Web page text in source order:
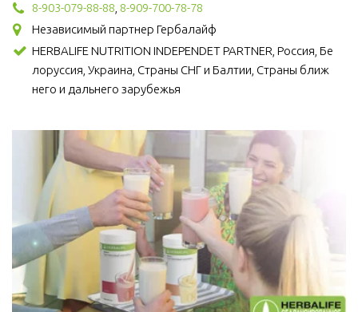
8-903-079-88-88 8-909-700-78-78
Независимый партнер Гербалайф
HERBALIFE NUTRITION INDEPENDET PARTNER, Россия, Бе
лоруссия, Украина, Страны СНГ и Балтии, Страны ближ
него и дальнего зарубежья